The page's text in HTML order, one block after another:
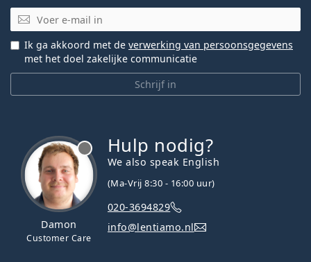
E-mail
Schrijf in
Ik ga akkoord met de verwerking van persoonsgegevens
met het doel zakelijke communicatie
Damon
Customer Care
Hulp nodig?
We also speak English
(Ma-Vrij 8:30 - 16:00 uur)
020-3694829
info@lentiamo.nl